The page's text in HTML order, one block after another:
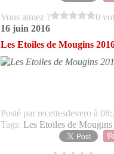
Vous aimez ?
0
16 juin 2016
Les Etoiles de Mougins
Posté par recettesdevero à
Tags: Les Etoiles de